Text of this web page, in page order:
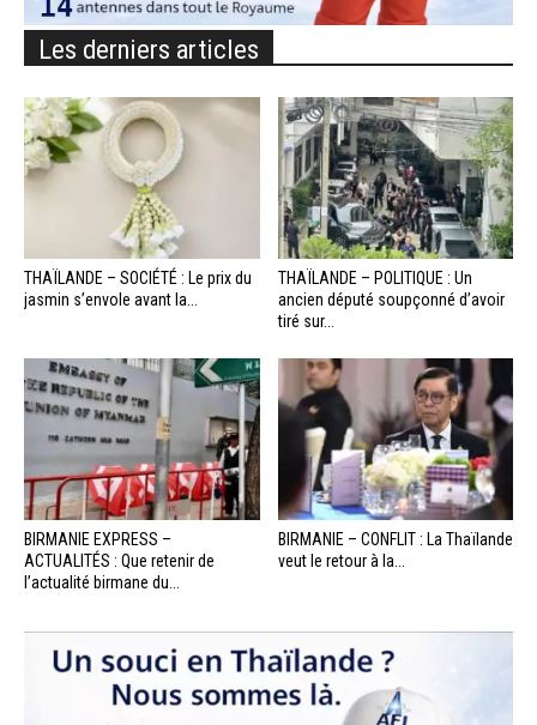
Les derniers articles
THAÏLANDE – SOCIÉTÉ : Le prix du
jasmin s’envole avant la...
THAÏLANDE – POLITIQUE : Un
ancien député soupçonné d’avoir
tiré sur...
BIRMANIE EXPRESS –
ACTUALITÉS : Que retenir de
l’actualité birmane du...
BIRMANIE – CONFLIT : La Thaïlande
veut le retour à la...